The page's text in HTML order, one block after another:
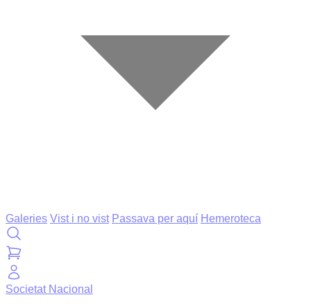
Galeries Vist i no vist Passava per aquí Hemeroteca
Societat Nacional